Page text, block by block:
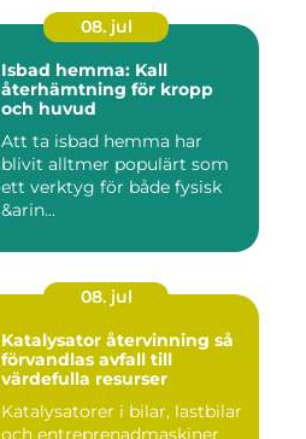
08. jul
Isbad hemma: Kall
återhämtning för kropp
och huvud
Att ta isbad hemma har
blivit alltmer populärt som
ett verktyg för både fysisk
&arin...
08. jul
Katalysator återvinning så
förvandlas avfall till
värdefulla resurser
Katalysatorer i bilar, lastbilar
och entreprenadmaskiner